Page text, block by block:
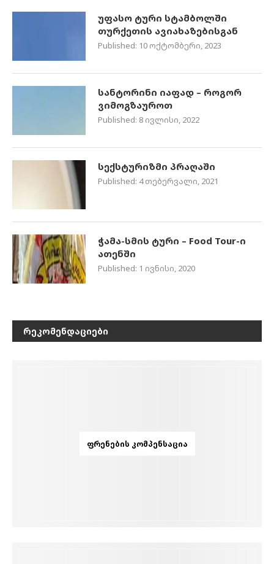
უფასო ტური სტამბოლში
თურქეთის ავიახაზებისგან
Published: 10 ოქტომბერი, 2023
სანტორინი იაფად – როგორ
ვიმოგზაუროთ
Published: 8 ივლისი, 2022
სექსტურიზმი პრაღაში
Published: 4 თებერვალი, 2021
ჭამა-სმის ტური – Food Tour-ი
ათენში
Published: 1 ივნისი, 2020
ᲠᲔᲙᲝᲛᲔᲜᲓᲐᲪᲘᲔᲑᲘ
ᲤᲠᲔᲜᲔᲑᲘᲡ ᲙᲝᲛᲞᲔᲜᲡᲐᲪᲘᲐ